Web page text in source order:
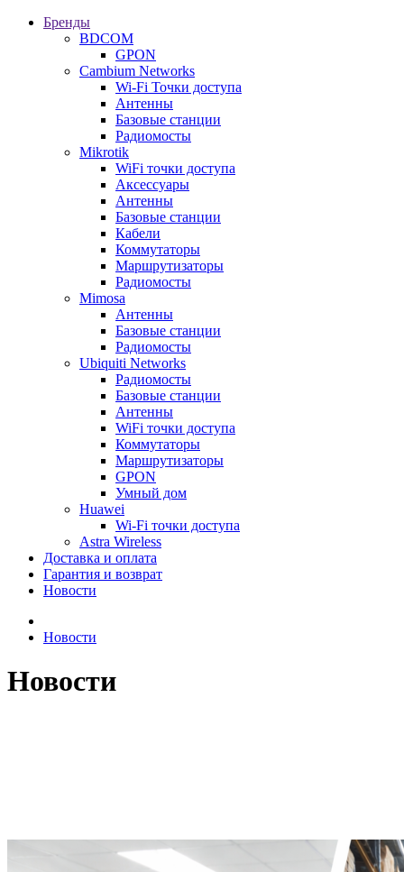
Бренды
BDCOM
GPON
Cambium Networks
Wi-Fi Точки доступа
Антенны
Базовые станции
Радиомосты
Mikrotik
WiFi точки доступа
Аксессуары
Антенны
Базовые станции
Кабели
Коммутаторы
Маршрутизаторы
Радиомосты
Mimosa
Антенны
Базовые станции
Радиомосты
Ubiquiti Networks
Радиомосты
Базовые станции
Антенны
WiFi точки доступа
Коммутаторы
Маршрутизаторы
GPON
Умный дом
Huawei
Wi-Fi точки доступа
Astra Wireless
Доставка и оплата
Гарантия и возврат
Новости
Новости
Новости